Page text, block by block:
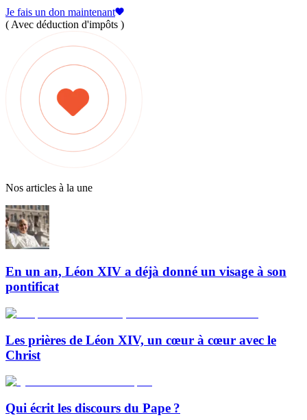
Je fais un don maintenant
( Avec déduction d'impôts )
Nos articles à la une
En un an, Léon XIV a déjà donné un visage à son
pontificat
Les prières de Léon XIV, un cœur à cœur avec le
Christ
Qui écrit les discours du Pape ?